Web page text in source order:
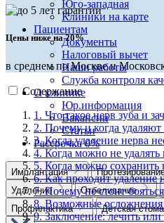
Юго-западная
Клиники на карте
Пациентам
Документы
Налоговый вычет
Наши работы
Служба контроля
О клинике
Юр.информация
Вакансии
Статьи
Рассрочка 0%
Имплантация
Удаление
Отбеливание
Профилактика
Детская
Цены ниже на 20%
в среднем по Москве и
Содержание
1. Что такое нерв зуба и
2. Почему и когда удаляют
3. Когда удаление нерва
4. Когда можно не удалять
5. Когда можно сохранить
6. Как проходит удаление
7. Почему не стоит
8. Возможные осложнения
9. Заключение: лечить или